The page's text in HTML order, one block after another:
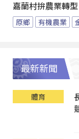
嘉蘭村拚農業轉
原鄉 有機農業
最新新聞
體育